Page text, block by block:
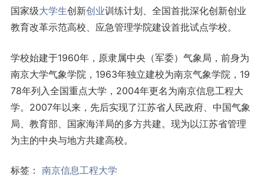
国家级大学生创新创业训练计划、全国首批深化创新创业
教育改革示范高校、应急管理学院建设首批试点学校。
学校始建于1960年，原隶属中央（军委）气象局，前身为
南京大学气象学院，1963年独立建校为南京气象学院，19
78年列入全国重点大学，2004年更名为南京信息工程大
学。2007年以来，先后实现了江苏省人民政府、中国气象
局、教育部、国家海洋局的多方共建。现为以江苏省管理
为主的中央与地方共建高校。
标签： 南京信息工程大学